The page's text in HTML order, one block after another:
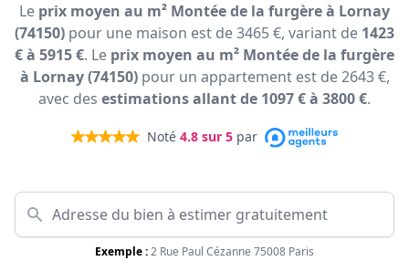
Le prix moyen au m² Montée de la furgère à Lornay
(74150) pour une maison est de 3465 €, variant de 1423
€ à 5915 €. Le prix moyen au m² Montée de la furgère
à Lornay (74150)pour un appartement est de 2643 €,
avec des estimations allant de 1097 € à 3800 €.
Noté 4.8 sur 5 par
Exemple :2 Rue Paul Cézanne 75008 Paris